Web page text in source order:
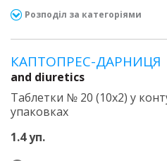
Розподіл за категоріями
КАПТОПРЕС-ДАРНИЦЯ
and diuretics
Таблетки № 20 (10х2) у
упаковках
1.4 уп.